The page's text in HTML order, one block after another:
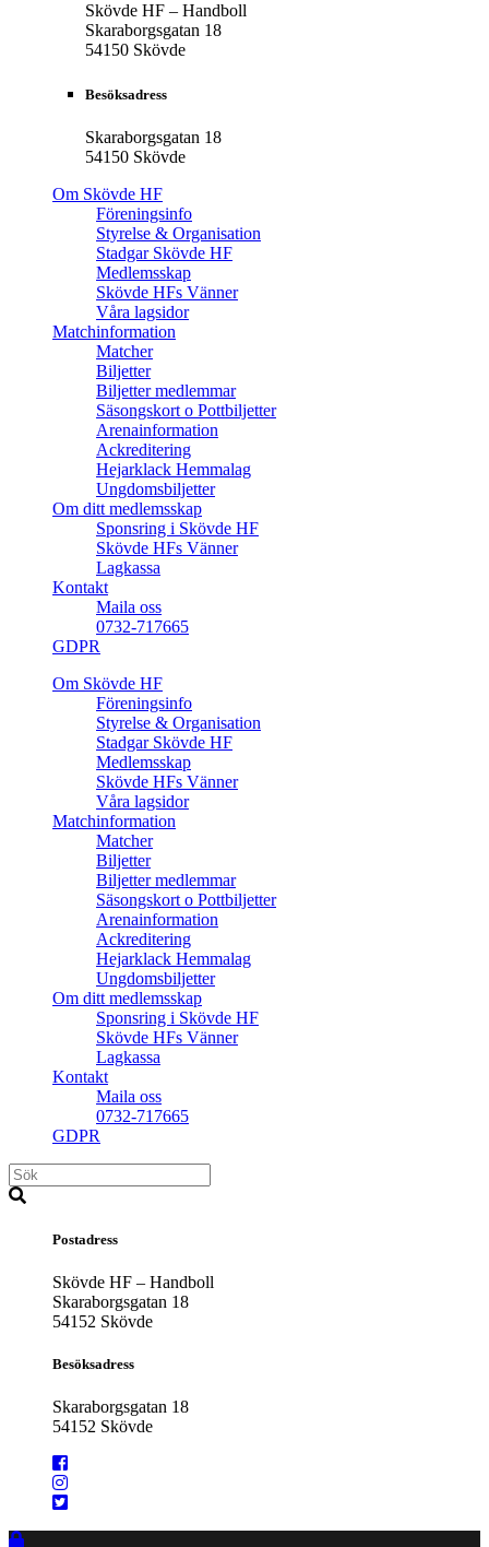
Skövde HF – Handboll
Skaraborgsgatan 18
54150 Skövde
Besöksadress
Skaraborgsgatan 18
54150 Skövde
Om Skövde HF
Föreningsinfo
Styrelse & Organisation
Stadgar Skövde HF
Medlemsskap
Skövde HFs Vänner
Våra lagsidor
Matchinformation
Matcher
Biljetter
Biljetter medlemmar
Säsongskort o Pottbiljetter
Arenainformation
Ackreditering
Hejarklack Hemmalag
Ungdomsbiljetter
Om ditt medlemsskap
Sponsring i Skövde HF
Skövde HFs Vänner
Lagkassa
Kontakt
Maila oss
0732-717665
GDPR
Om Skövde HF
Föreningsinfo
Styrelse & Organisation
Stadgar Skövde HF
Medlemsskap
Skövde HFs Vänner
Våra lagsidor
Matchinformation
Matcher
Biljetter
Biljetter medlemmar
Säsongskort o Pottbiljetter
Arenainformation
Ackreditering
Hejarklack Hemmalag
Ungdomsbiljetter
Om ditt medlemsskap
Sponsring i Skövde HF
Skövde HFs Vänner
Lagkassa
Kontakt
Maila oss
0732-717665
GDPR
Postadress
Skövde HF – Handboll
Skaraborgsgatan 18
54152 Skövde
Besöksadress
Skaraborgsgatan 18
54152 Skövde